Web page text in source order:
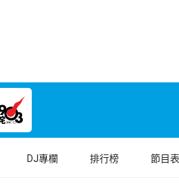
DJ專欄 排行榜 節目表